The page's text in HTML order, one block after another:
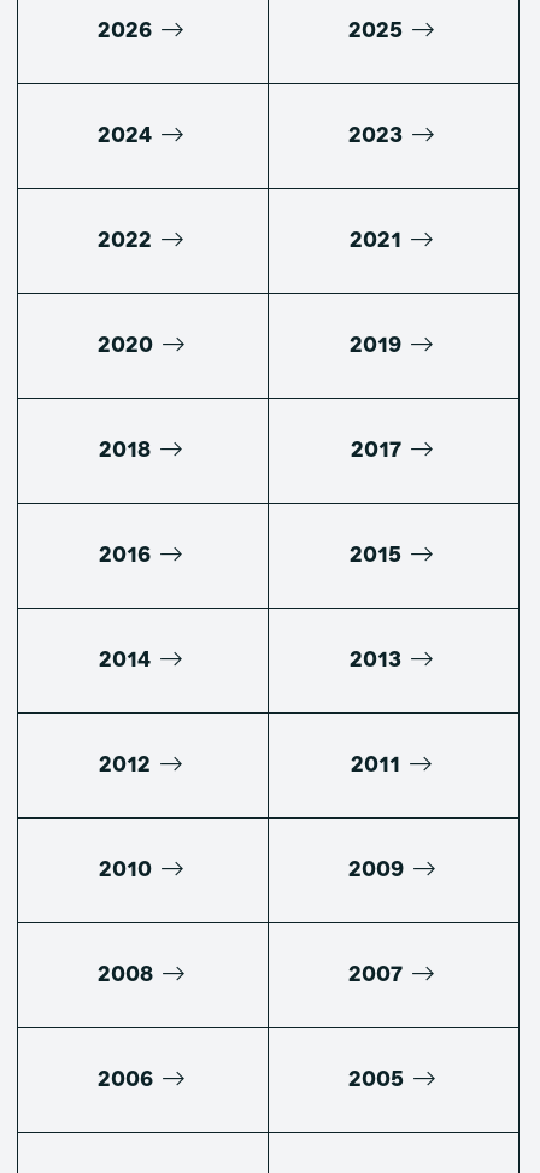
2026 2025
2024 2023
2022 2021
2020 2019
2018 2017
2016 2015
2014 2013
2012 2011
2010 2009
2008 2007
2006 2005